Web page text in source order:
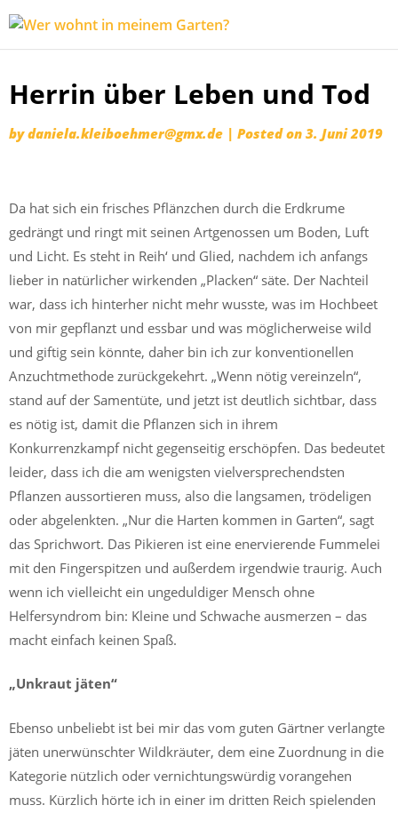
wohnt
meinem
Garten?
vor der
Skip
to
content
Herrin über Leben und Tod
bydaniela.kleiboehmer@gmx.de | Posted on 3. Juni 2019
Da hat sich ein frisches Pflänzchen durch die Erdkrume
gedrängt und ringt mit seinen Artgenossen um Boden, Luft
und Licht. Es steht in Reih‘ und Glied, nachdem ich anfangs
lieber in natürlicher wirkenden „Placken“ säte. Der Nachteil
war, dass ich hinterher nicht mehr wusste, was im Hochbeet
von mir gepflanzt und essbar und was möglicherweise wild
und giftig sein könnte, daher bin ich zur konventionellen
Anzuchtmethode zurückgekehrt. „Wenn nötig vereinzeln“,
stand auf der Samentüte, und jetzt ist deutlich sichtbar, dass
es nötig ist, damit die Pflanzen sich in ihrem
Konkurrenzkampf nicht gegenseitig erschöpfen. Das bedeutet
leider, dass ich die am wenigsten vielversprechendsten
Pflanzen aussortieren muss, also die langsamen, trödeligen
oder abgelenkten. „Nur die Harten kommen in Garten“, sagt
das Sprichwort. Das Pikieren ist eine enervierende Fummelei
mit den Fingerspitzen und außerdem irgendwie traurig. Auch
wenn ich vielleicht ein ungeduldiger Mensch ohne
Helfersyndrom bin: Kleine und Schwache ausmerzen – das
macht einfach keinen Spaß.
„Unkraut jäten“
Ebenso unbeliebt ist bei mir das vom guten Gärtner verlangte
jäten unerwünschter Wildkräuter, dem eine Zuordnung in die
Kategorie nützlich oder vernichtungswürdig vorangehen
muss. Kürzlich hörte ich in einer im dritten Reich spielenden